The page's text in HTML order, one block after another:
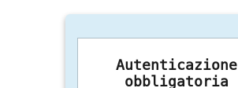
Autenticazione
obbligatoria